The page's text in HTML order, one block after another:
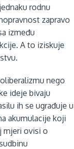
rodnu
zapravo
između
A to iziskuje
nego
ideje bivaju
ih se ugrađuje u
akumulacije koji
mjeri ovisi o